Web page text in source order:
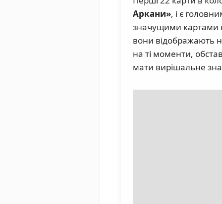
Аркани», і є
значущими картами
вони відображають
на ті моменти,
мати вирішальне